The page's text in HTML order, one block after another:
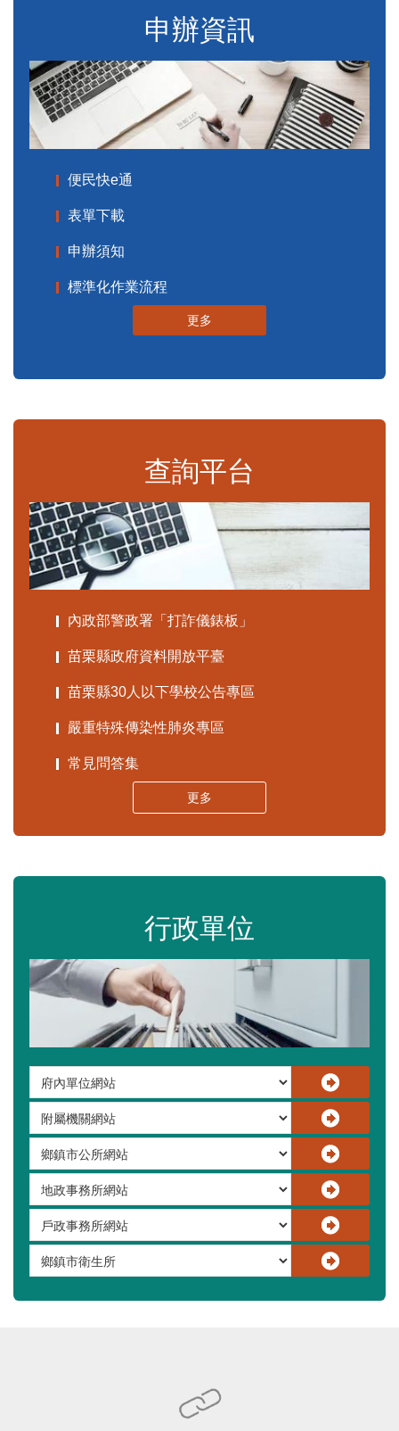
申辦資訊
便民快e通
表單下載
申辦須知
標準化作業流程
更多
查詢平台
內政部警政署「打詐儀錶板」
苗栗縣政府資料開放平臺
苗栗縣30人以下學校公告專區
嚴重特殊傳染性肺炎專區
常見問答集
更多
行政單位